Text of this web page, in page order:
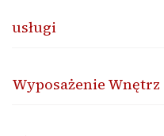
usługi
Wyposażenie Wnętrz